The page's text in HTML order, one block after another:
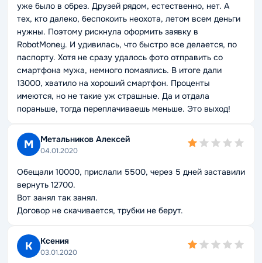
уже было в обрез. Друзей рядом, естественно, нет. А
тех, кто далеко, беспокоить неохота, летом всем деньги
нужны. Поэтому рискнула оформить заявку в
RobotMoney. И удивилась, что быстро все делается, по
паспорту. Хотя не сразу удалось фото отправить со
смартфона мужа, немного помаялись. В итоге дали
13000, хватило на хороший смартфон. Проценты
имеются, но не такие уж страшные. Да и отдала
пораньше, тогда переплачиваешь меньше. Это выход!
М Метальников Алексей
04.01.2020
Обещали 10000, прислали 5500, через 5 дней заставили
вернуть 12700.
Вот занял так занял.
Договор не скачивается, трубки не берут.
К Ксения
03.01.2020